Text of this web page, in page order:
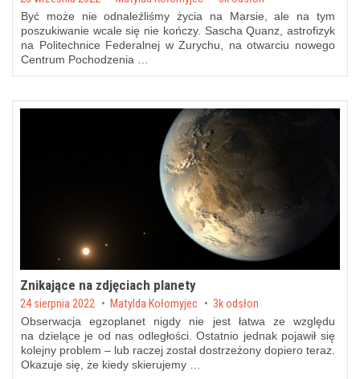
Być może nie odnaleźliśmy życia na Marsie, ale na tym
poszukiwanie wcale się nie kończy. Sascha Quanz, astrofizyk
na Politechnice Federalnej w Zurychu, na otwarciu nowego
Centrum Pochodzenia …
Znikające na zdjęciach planety
Posted on
24 sierpnia 2022 by Matylda Kołomyjec 3k odsłon
Obserwacja egzoplanet nigdy nie jest łatwa ze względu
na dzielące je od nas odległości. Ostatnio jednak pojawił się
kolejny problem – lub raczej został dostrzeżony dopiero teraz.
Okazuje się, że kiedy skierujemy …